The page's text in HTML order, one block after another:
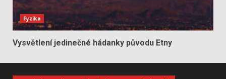
Fyzika
Vysvětlení jedinečné hádanky původu Etny